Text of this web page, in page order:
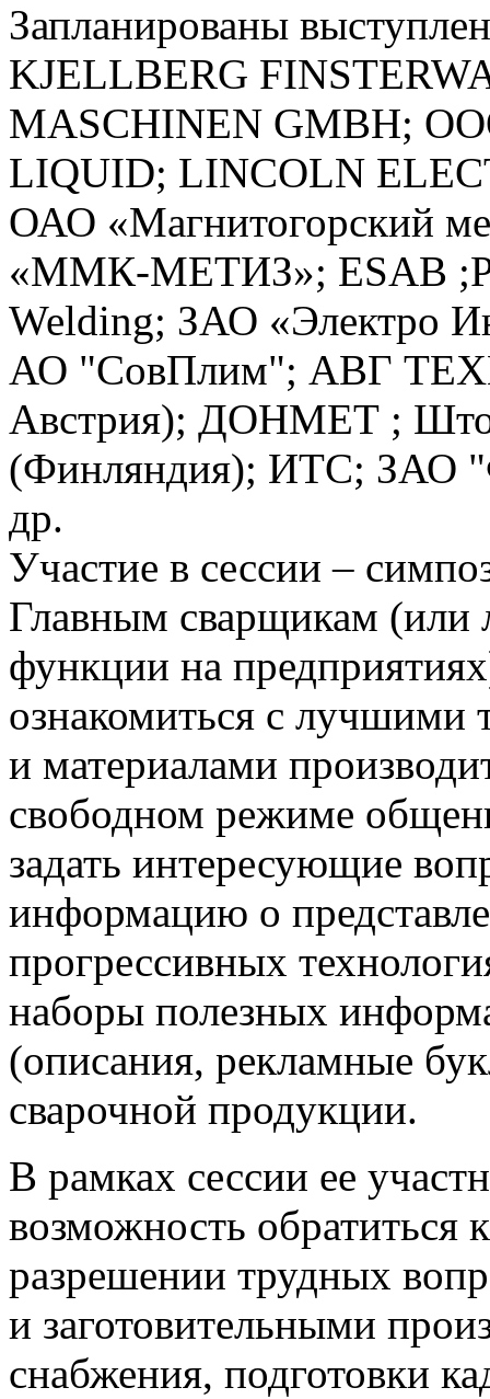
Запланированы
KJELLBERG
MASCHINEN GMBH;
LIQUID; LINCOLN
ОАО «Магнитогорский
«ММК-МЕТИЗ»; ESAB
Welding; ЗАО «Электро
АО "СовПлим"; АВГ
Австрия); ДОНМЕТ ;
(Финляндия); ИТС;
др.
Участие в сессии –
Главным сварщикам
функции на
ознакомиться с лучшими
и материалами
свободном режиме
задать интересующие
информацию о
прогрессивных
наборы полезных
(описания, рекламные
сварочной продукции.
В рамках сессии ее
возможность обратиться
разрешении трудных
и заготовительными
снабжения, подготовки